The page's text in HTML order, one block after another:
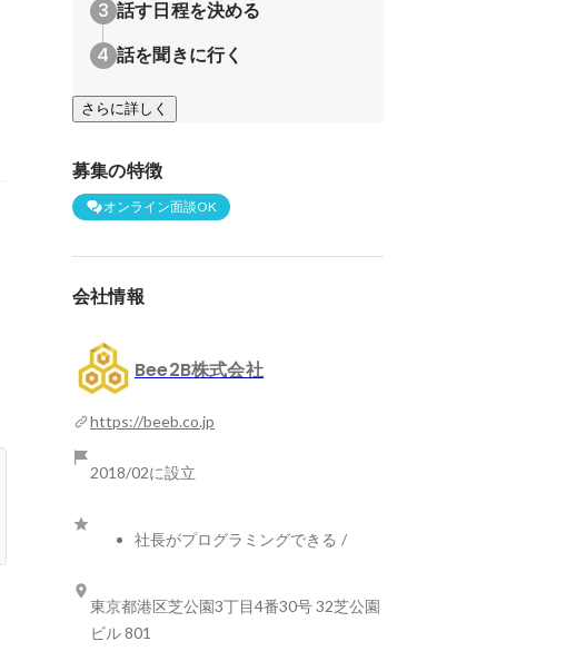
話す日程を決める
話を聞きに行く
さらに詳しく
募集の特徴
オンライン面談OK
会社情報
Bee2B株式会社
https://beeb.co.jp
2018/02に設立
社長がプログラミングできる /
東京都港区芝公園3丁目4番30号 32芝公園
ビル 801